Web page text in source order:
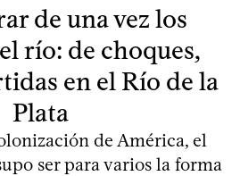
de una vez los
río: de choques,
en el Río de la
Plata
de América, el
ser para varios la forma